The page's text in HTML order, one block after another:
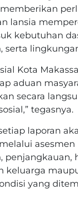
lansia
kebutuhan
serta
Kota
aduan
secara
tegasnya.
laporan
asesmen
penjangkauan,
keluarga
yang